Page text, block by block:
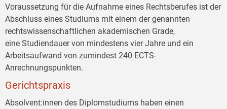
Voraussetzung für die Aufnahme eines Rechtsberufes ist der
Abschluss eines Studiums mit einem der genannten
rechtswissenschaftlichen akademischen Grade,
eine Studiendauer von mindestens vier Jahre und ein
Arbeitsaufwand von zumindest 240 ECTS-
Anrechnungspunkten.
Gerichtspraxis
Absolvent:innen des Diplomstudiums haben einen